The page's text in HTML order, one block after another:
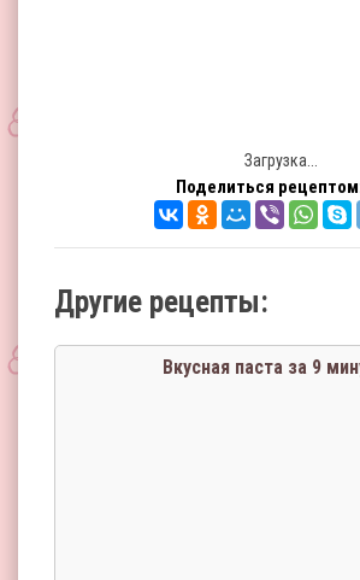
Загрузка...
Поделиться
Другие рецепты:
Вкусная паста за 9